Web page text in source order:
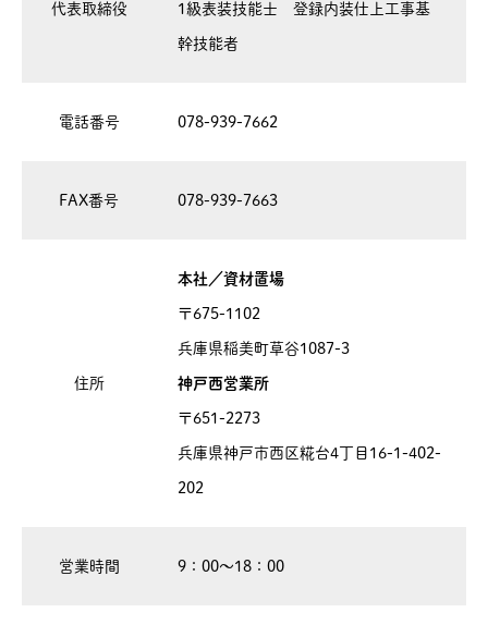
代表取締役 1級表装技能士 登録内装仕上工事基
幹技能者
電話番号 078-939-7662
FAX番号 078-939-7663
住所
本社／資材置場
〒675-1102
兵庫県稲美町草谷1087-3
神戸西営業所
〒651-2273
兵庫県神戸市西区糀台4丁目16-1-402-
202
営業時間 9：00～18：00